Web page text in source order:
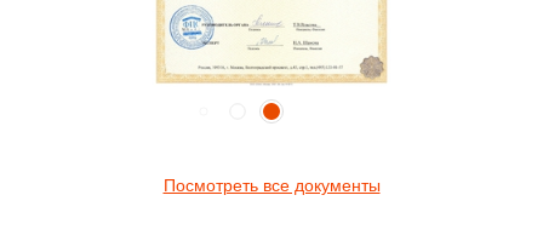
Посмотреть все документы